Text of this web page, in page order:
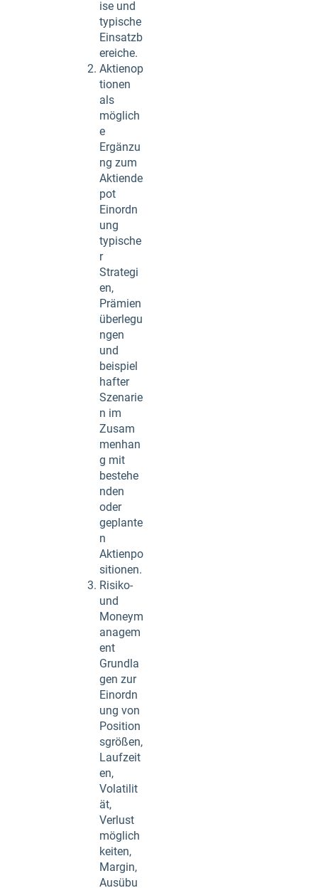
ise und
typische
Einsatzb
ereiche.
Aktienop
tionen
als
möglich
e
Ergänzu
ng zum
Aktiende
pot
Einordn
ung
typische
r
Strategi
en,
Prämien
überlegu
ngen
und
beispiel
hafter
Szenarie
n im
Zusam
menhan
g mit
bestehe
nden
oder
geplante
n
Aktienpo
sitionen.
Risiko-
und
Moneym
anagem
ent
Grundla
gen zur
Einordn
ung von
Position
sgrößen,
Laufzeit
en,
Volatilit
ät,
Verlust
möglich
keiten,
Margin,
Ausübu